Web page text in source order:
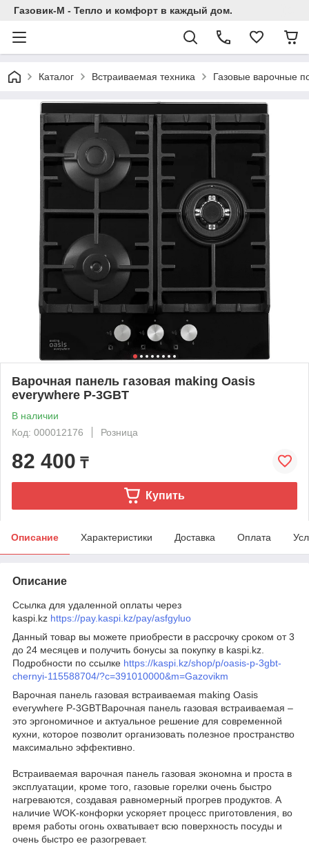
Газовик-М - Тепло и комфорт в каждый дом.
Каталог Встраиваемая техника Газовые варочные
Варочная панель газовая making Oasis
everywhere P-3GBT
В наличии
Код: 000012176
Розница
82 400 ₸
Купить
Описание Характеристики Доставка Оплата
Описание
Ссылка для удаленной оплаты через
kaspi.kz https://pay.kaspi.kz/pay/asfgyluo
Данный товар вы можете приобрести в рассрочку сроком от 3
до 24 месяцев и получить бонусы за покупку в kaspi.kz.
Подробности по ссылке https://kaspi.kz/shop/p/oasis-p-3gbt-
chernyi-115588704/?c=391010000&m=Gazovikm
Варочная панель газовая встраиваемая making Oasis
everywhere P-3GBTВарочная панель газовая встраиваемая –
это эргономичное и актуальное решение для современной
кухни, которое позволит организовать полезное пространство
максимально эффективно.
Встраиваемая варочная панель газовая экономна и проста в
эксплуатации, кроме того, газовые горелки очень быстро
нагреваются, создавая равномерный прогрев продуктов. А
наличие WOK-конфорки ускоряет процесс приготовления, во
время работы огонь охватывает всю поверхность посуды и
очень быстро ее разогревает.